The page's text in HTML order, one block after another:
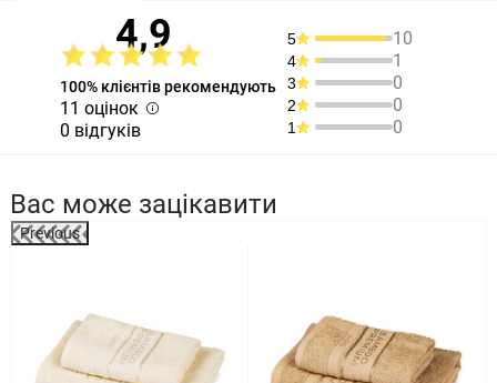
4,9
100% клієнтів рекомендують
11 оцінок
0 відгуків
5 10
4 1
3 0
2 0
1 0
Вас може зацікавити
Previous